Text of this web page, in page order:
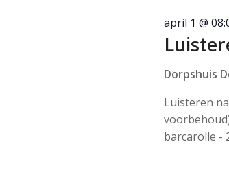
april 1 @
Dorpshuis
Luisteren
barcarolle -